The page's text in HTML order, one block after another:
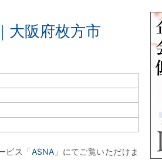
大阪府枚方市
ビス「ASNA」にてご覧いただけま